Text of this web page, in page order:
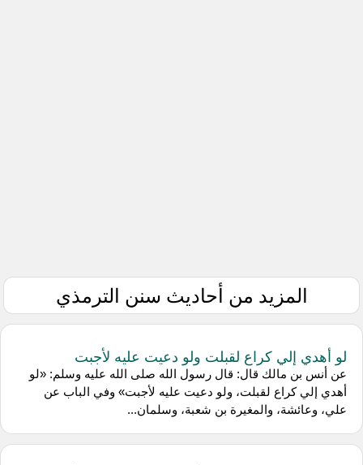
المزيد من أحاديث سنن الترمذي
لو أهدي إلي كراع لقبلت ولو دعيت عليه لأجبت
عن أنس بن مالك قال: قال رسول الله صلى الله عليه وسلم: «لو
أهدي إلي كراع لقبلت، ولو دعيت عليه لأجبت» وفي الباب عن
علي، وعائشة، والمغيرة بن شعبة، وسلمان...